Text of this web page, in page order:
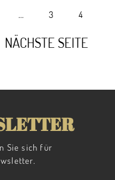
... 3 4
NÄCHSTE SEITE
Sie sich für